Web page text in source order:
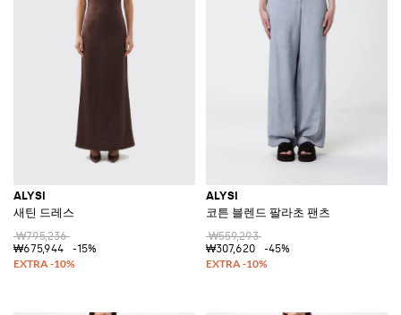
ALYSI
새틴 드레스
₩795,236
₩675,944
-15%
ALYSI
코튼 블렌드 팔라초 팬츠
₩559,293
₩307,620
-45%